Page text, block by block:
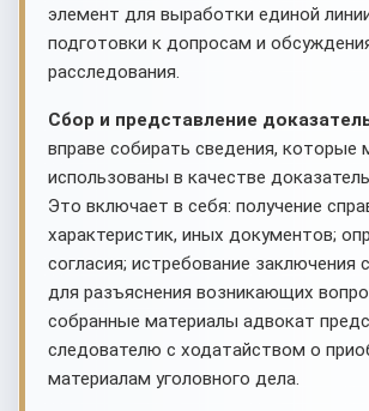
элемент для выработки единой
подготовки к допросам и
расследования.
Сбор и представление
вправе собирать сведения, которые
использованы в качестве
Это включает в себя: получение
характеристик, иных документов;
согласия; истребование заключения
для разъяснения возникающих
собранные материалы адвокат
следователю с ходатайством о
материалам уголовного дела.